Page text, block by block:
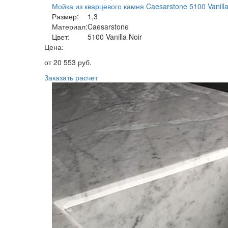
Мойка из кварцевого камня Caesarstone 5100
Размер:
1,3
Материал:Caesarstone
Цвет:
5100 Vanilla Noir
Цена:
от20 553 руб.
Заказать расчет